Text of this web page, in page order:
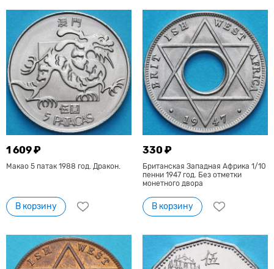
1 609 ₽
Макао 5 патак 1988 год. Дракон.
В корзину
330 ₽
Британская Западная Африка 1/10
пенни 1947 год. Без отметки
монетного двора
В корзину